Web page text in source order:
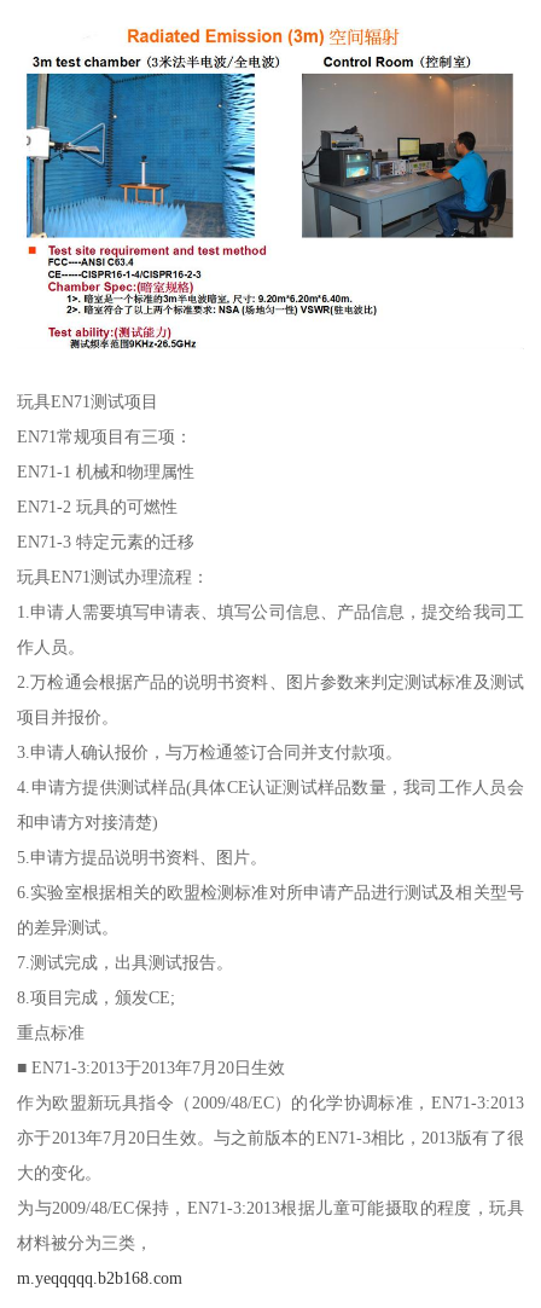
玩具EN71测试项目
EN71常规项目有三项：
EN71-1 机械和物理属性
EN71-2 玩具的可燃性
EN71-3 特定元素的迁移
玩具EN71测试办理流程：
1.申请人需要填写申请表、填写公司信息、产品信息，提交给我司工
作人员。
2.万检通会根据产品的说明书资料、图片参数来判定测试标准及测试
项目并报价。
3.申请人确认报价，与万检通签订合同并支付款项。
4.申请方提供测试样品(具体CE认证测试样品数量，我司工作人员会
和申请方对接清楚)
5.申请方提品说明书资料、图片。
6.实验室根据相关的欧盟检测标准对所申请产品进行测试及相关型号
的差异测试。
7.测试完成，出具测试报告。
8.项目完成，颁发CE;
重点标准
■ EN71-3:2013于2013年7月20日生效
作为欧盟新玩具指令（2009/48/EC）的化学协调标准，EN71-3:2013
亦于2013年7月20日生效。与之前版本的EN71-3相比，2013版有了很
大的变化。
为与2009/48/EC保持，EN71-3:2013根据儿童可能摄取的程度，玩具
材料被分为三类，
m.yeqqqqq.b2b168.com